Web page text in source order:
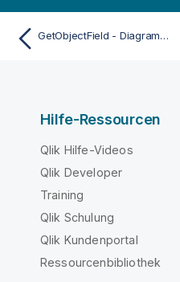
GetObjectField - Diagrammfunktion
Hilfe-Ressourcen
Qlik Hilfe-Videos
Qlik Developer
Training
Qlik Schulung
Qlik Kundenportal
Ressourcenbibliothek